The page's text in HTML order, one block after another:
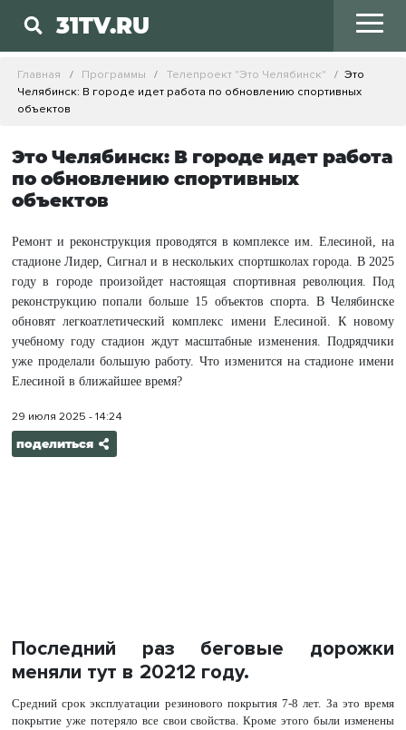
31TV.RU
Главная Программы Телепроект "Это Челябинск"
Это
Челябинск: В городе идет работа по обновлению спортивных
объектов
Это Челябинск: В городе идет работа
по обновлению спортивных
объектов
Ремонт и реконструкция проводятся в комплексе им. Елесиной, на
стадионе Лидер, Сигнал и в нескольких спортшколах города. В 2025
году в городе произойдет настоящая спортивная революция. Под
реконструкцию попали больше 15 объектов спорта. В Челябинске
обновят легкоатлетический комплекс имени Елесиной. К новому
учебному году стадион ждут масштабные изменения. Подрядчики
уже проделали большую работу. Что изменится на стадионе имени
Елесиной в ближайшее время?
29 июля 2025 - 14:24
поделиться
Последний раз беговые дорожки
меняли тут в 20212 году.
Средний срок эксплуатации резинового покрытия 7-8 лет. За это время
покрытие уже потеряло все свои свойства. Кроме этого были изменены